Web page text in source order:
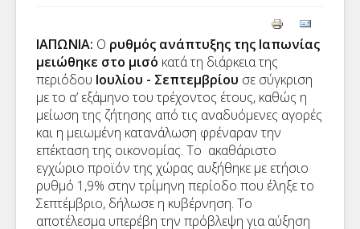
ΙΑΠΩΝΙΑ: Ο ρυθμός ανάπτυξης της Ιαπωνίας
μειώθηκε στο μισό κατά τη διάρκεια της
περιόδου Ιουλίου - Σεπτεμβρίου σε σύγκριση
με το α’ εξάμηνο του τρέχοντος έτους, καθώς η
μείωση της ζήτησης από τις αναδυόμενες αγορές
και η μειωμένη κατανάλωση φρέναραν την
επέκταση της οικονομίας. Το ακαθάριστο
εγχώριο προϊόν της χώρας αυξήθηκε με ετήσιο
ρυθμό 1,9% στην τρίμηνη περίοδο που έληξε το
Σεπτέμβριο, δήλωσε η κυβέρνηση. Το
αποτέλεσμα υπερέβη την πρόβλεψη για αύξηση